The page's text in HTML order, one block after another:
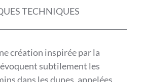
TECHNIQUES
création inspirée par la
subtilement les
dans les dunes, appelées